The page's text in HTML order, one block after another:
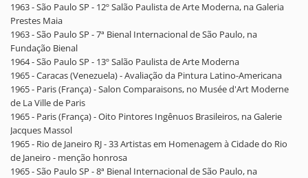
1963 - São Paulo SP - 12º Salão Paulista de Arte Moderna, na Galeria
Prestes Maia
1963 - São Paulo SP - 7ª Bienal Internacional de São Paulo, na
Fundação Bienal
1964 - São Paulo SP - 13º Salão Paulista de Arte Moderna
1965 - Caracas (Venezuela) - Avaliação da Pintura Latino-Americana
1965 - Paris (França) - Salon Comparaisons, no Musée d'Art Moderne
de La Ville de Paris
1965 - Paris (França) - Oito Pintores Ingênuos Brasileiros, na Galerie
Jacques Massol
1965 - Rio de Janeiro RJ - 33 Artistas em Homenagem à Cidade do Rio
de Janeiro - menção honrosa
1965 - São Paulo SP - 8ª Bienal Internacional de São Paulo, na